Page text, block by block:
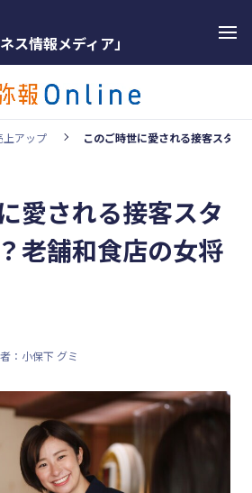
ス情報メディア」
プ
定着）
ップ
ンド
ス
上アップ このご時世に愛される接客スタッ
愛される接客スタ
老舗和食店の女将
：小保下 グミ